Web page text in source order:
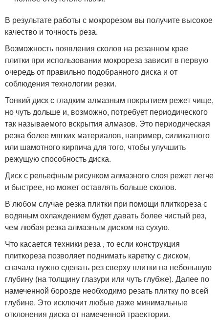
В результате работы с мокрорезом вы получите высокое
качество и точность реза.
Возможность появления сколов на резанном крае
плитки при использовании мокрореза зависит в первую
очередь от правильно подобранного диска и от
соблюдения технологии резки.
Тонкий диск с гладким алмазным покрытием режет чище,
но чуть дольше и, возможно, потребует периодического
так называемого вскрытия алмазов. Это периодическая
резка более мягких материалов, например, силикатного
или шамотного кирпича для того, чтобы улучшить
режущую способность диска.
Диск с рельефным рисунком алмазного слоя режет легче
и быстрее, но может оставлять больше сколов.
В любом случае резка плитки при помощи плиткореза с
водяным охлаждением будет давать более чистый рез,
чем любая резка алмазным диском на сухую.
Что касается техники реза , то если конструкция
плиткореза позволяет поднимать каретку с диском,
сначала нужно сделать рез сверху плитки на небольшую
глубину (на толщину глазури или чуть глубже). Далее по
намеченной борозде необходимо резать плитку по всей
глубине. Это исключит любые даже минимальные
отклонения диска от намеченной траектории.